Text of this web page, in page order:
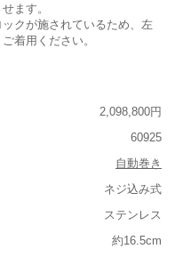
ます。
クが施されているため、左
着用ください。
2,098,800円
60925
自動巻き
ネジ込み式
ステンレス
約16.5cm